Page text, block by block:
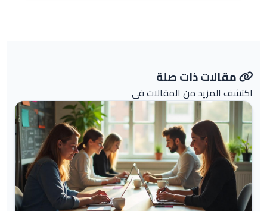
مقالات ذات صلة
اكتشف المزيد من المقالات في